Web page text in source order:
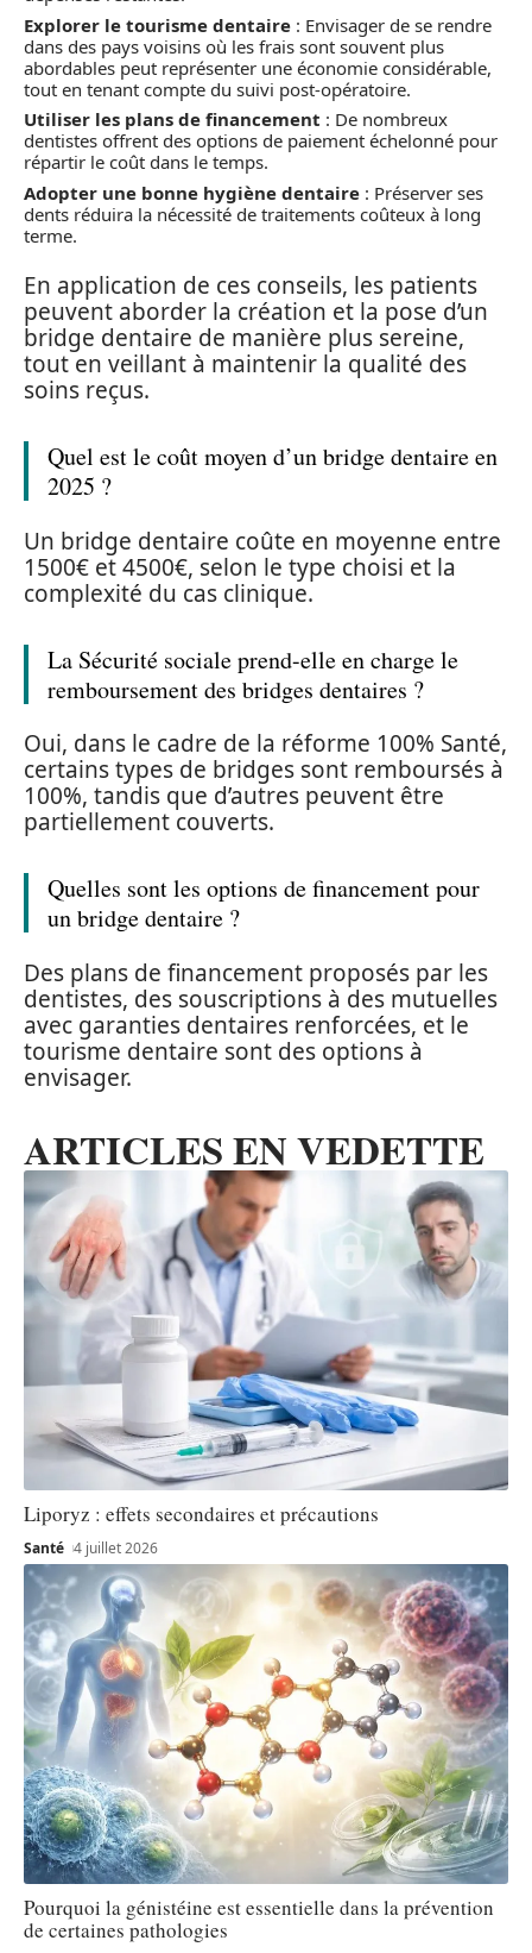
Explorer le tourisme dentaire : Envisager de se rendre
dans des pays voisins où les frais sont souvent plus
abordables peut représenter une économie considérable,
tout en tenant compte du suivi post-opératoire.
Utiliser les plans de financement : De nombreux
dentistes offrent des options de paiement échelonné pour
répartir le coût dans le temps.
Adopter une bonne hygiène dentaire : Préserver ses
dents réduira la nécessité de traitements coûteux à long
terme.
En application de ces conseils, les patients
peuvent aborder la création et la pose d’un
bridge dentaire de manière plus sereine,
tout en veillant à maintenir la qualité des
soins reçus.
Quel est le coût moyen d’un bridge dentaire en
2025 ?
Un bridge dentaire coûte en moyenne entre
1500€ et 4500€, selon le type choisi et la
complexité du cas clinique.
La Sécurité sociale prend-elle en charge le
remboursement des bridges dentaires ?
Oui, dans le cadre de la réforme 100% Santé,
certains types de bridges sont remboursés à
100%, tandis que d’autres peuvent être
partiellement couverts.
Quelles sont les options de financement pour
un bridge dentaire ?
Des plans de financement proposés par les
dentistes, des souscriptions à des mutuelles
avec garanties dentaires renforcées, et le
tourisme dentaire sont des options à
envisager.
ARTICLES EN VEDETTE
Liporyz : effets secondaires et précautions
Santé 4 juillet 2026
Pourquoi la génistéine est essentielle dans la prévention
de certaines pathologies